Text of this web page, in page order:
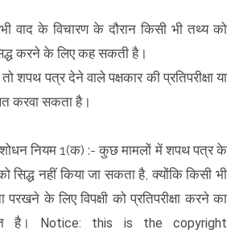
वाद के विचारण के दौरान किसी भी तथ्य को
करने के लिए कह सकती है।
शपथ पत्र देने वाले पक्षकार की प्रतिपरीक्षा या
करवा सकता है।
नियम 1(क) :- कुछ मामलों में शपथ पत्र के
सिद्ध नहीं किया जा सकता है, क्योंकि किसी भी
परखने के लिए विपक्षी को प्रतिपरीक्षा करने का
है। Notice: this is the copyright